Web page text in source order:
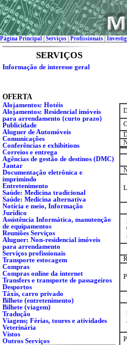
Página Principal Serviços Profissionais
SERVIÇOS
Informação de interesse geral
OFERTA
Alojamentos: Hotéis
Alojamentos: Residencial imóveis
para arrendamento (curto prazo)
Publicidade
Aluguer de Automóveis
Comunicações
Conferências e exhibitions
Correios e entrega
Agências de gestão de destinos (DMC)
Jantar
Documentação eletrônica e
imprimindo
Entretenimento
Saúde: Medicina tradicional
Saúde: Medicina alternativa
Notícia e meio, Informação
Jurídico
Assistência Informática, manutenção
de equipamentos
Reuniões Serviços
Aluguer: Non-residencial imóveis
para arrendamento
Serviços profissionais
Transporte estocagem
Compras
Сompras online da internet
Transfers e transporte de passageiros
Desportos
Táxis, carro privado
Bilhete (entretenimento)
Bilhete (viagem)
Tradução
Viagens; Férias, toures e atividades
Veterinária
Vistos
Outros Serviços